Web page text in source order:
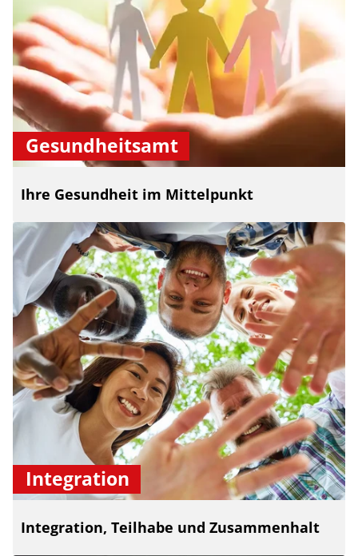
Gesundheitsamt
Ihre Gesundheit im Mittelpunkt
Integration
Integration, Teilhabe und Zusammenhalt